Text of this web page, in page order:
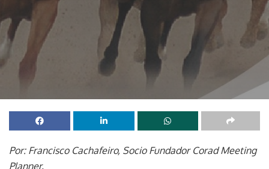
Por: Francisco Cachafeiro, Socio Fundador Corad Meeting
Planner.